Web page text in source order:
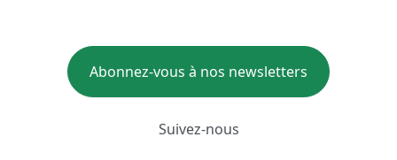
Abonnez-vous à nos newsletters
Suivez-nous